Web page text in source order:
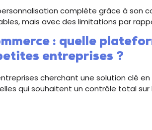
complète grâce à son
mais avec des limitations par
: quelle
entreprises ?
cherchant une solution clé
qui souhaitent un contrôle total sur